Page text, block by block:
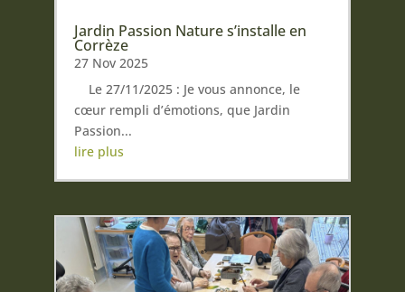
Jardin Passion Nature s’installe en
Corrèze
27 Nov 2025
Le 27/11/2025 : Je vous annonce, le
cœur rempli d’émotions, que Jardin
Passion...
lire plus